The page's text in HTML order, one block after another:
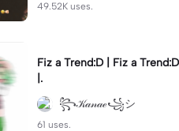
49.52K uses.
Fiz a Trend:D | Fiz a Trend:D
|.
꧂𝒦𝒶𝓃𝒶ℯ꧁シ
61 uses.